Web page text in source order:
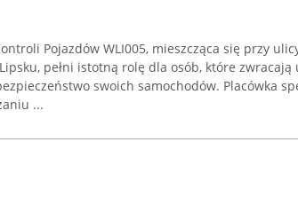
Pojazdów WLI005, mieszcząca się przy
pełni istotną rolę dla osób, które zwracają
swoich samochodów. Placówka
...